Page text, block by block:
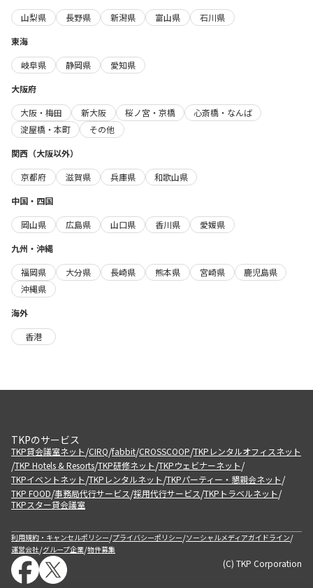
山梨県
長野県 新潟県 富山県
石川県
東海
岐阜県
静岡県
愛知県
大阪府
大阪・梅田
新大阪 桜ノ宮・京橋
心斎橋・なんば
淀屋橋・本町
その他
関西（大阪以外）
京都府
滋賀県 兵庫県
和歌山県
中国・四国
岡山県
広島県 山口県 香川県
愛媛県
九州・沖縄
福岡県
大分県 長崎県 熊本県 宮崎県
鹿児島県
沖縄県
海外
香港
TKPのサービス
TKP貸会議室ネット/CIRQ/fabbit/CROSSCOOP/TKPレンタルオフィスネット
/TKP Hotels & Resorts/TKP研修ネット/TKPウェビナーネット/
TKPイベントネット/TKPレンタルネット/TKPパーティー・懇親会ネット/
TKP FOOD/事務局代行サービス/採用代行サービス/TKPトラベルネット/
TKPスター貸会議室
利用規約・キャンセルポリシー/プライバシーポリシー/ソーシャルメディアガイドライン/
運営会社/グループ企業/物件募集
(C) TKP Corporation